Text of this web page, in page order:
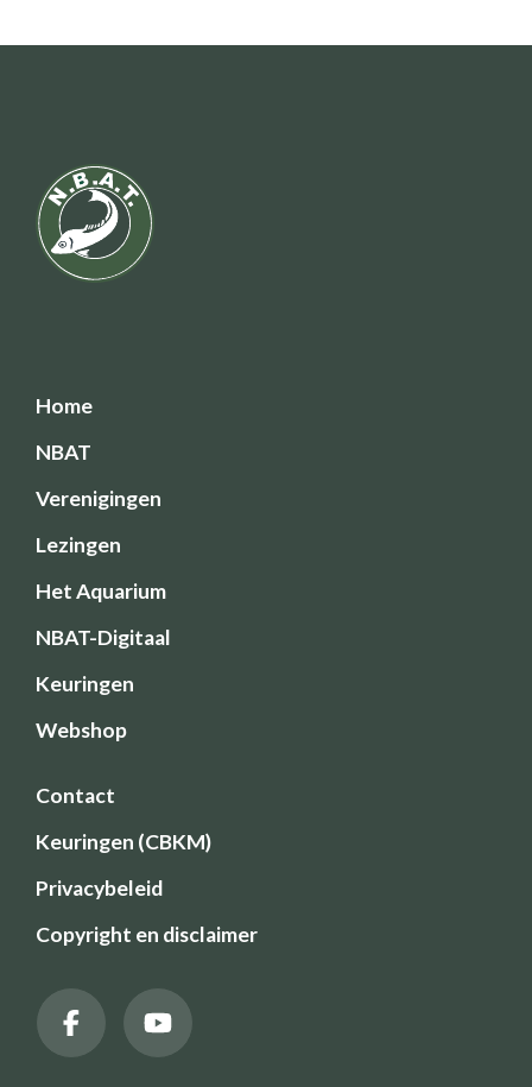
Home
NBAT
Verenigingen
Lezingen
Het Aquarium
NBAT-Digitaal
Keuringen
Webshop
Contact
Keuringen (CBKM)
Privacybeleid
Copyright en disclaimer